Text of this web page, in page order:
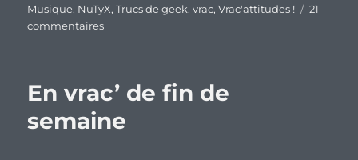
Musique, NuTyX,Trucs de geek,vrac,Vrac'attitudes !
21
commentairessur
fin
semaine…
En vrac’ de fin de
semaine